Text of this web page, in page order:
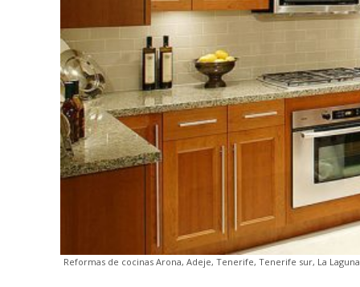
Reformas de cocinas Arona, Adeje, Tenerife, Tenerife sur, La